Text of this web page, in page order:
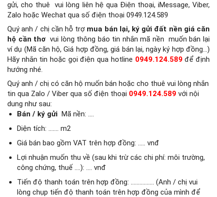
gửi, cho thuê
vui lòng liên hệ qua Điện thoại, iMessage, Viber,
Zalo hoặc Wechat qua số điện thoại 0949.124.589
Quý anh / chị cần hỗ trợ mua bán lại, ký gửi đất nền giá căn
hộ cần thơ vui lòng thông báo tin nhắn mã nền muốn bán lại
ví dụ (Mã căn hộ, Giá hợp đồng, giá bán lại, ngày ký hợp đồng…)
Hãy nhắn tin hoặc gọi điện qua hotline 0949.124.589để định
hướng nhé.
Quý anh / chị có căn hộ muốn bán hoặc cho thuê vui lòng nhắn
tin qua Zalo / Viber qua số điện thoại 0949.124.589 với nội
dung như sau:
Bán / ký gửi Mã nền: ….
Diện tích: ……. m2
Giá bán bao gồm VAT trên hợp đồng: ….. vnđ
Lợi nhuận muốn thu về (sau khi trừ các chi phí: môi trường,
công chứng, thuế ….): …. vnđ
Tiến độ thanh toán trên hợp đồng: ……………. (Anh / chị vui
lòng chụp tiến độ thanh toán trên hợp đồng của mình để